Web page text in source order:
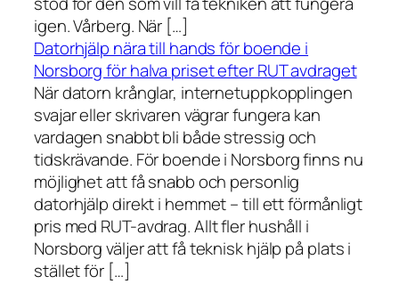
igen. Vårberg. När […]
Datorhjälp nära till hands för boende i
Norsborg för halva priset efter RUT avdraget
När datorn krånglar, internetuppkopplingen
svajar eller skrivaren vägrar fungera kan
vardagen snabbt bli både stressig och
tidskrävande. För boende i Norsborg finns nu
möjlighet att få snabb och personlig
datorhjälp direkt i hemmet – till ett förmånligt
pris med RUT-avdrag. Allt fler hushåll i
Norsborg väljer att få teknisk hjälp på plats i
stället för […]